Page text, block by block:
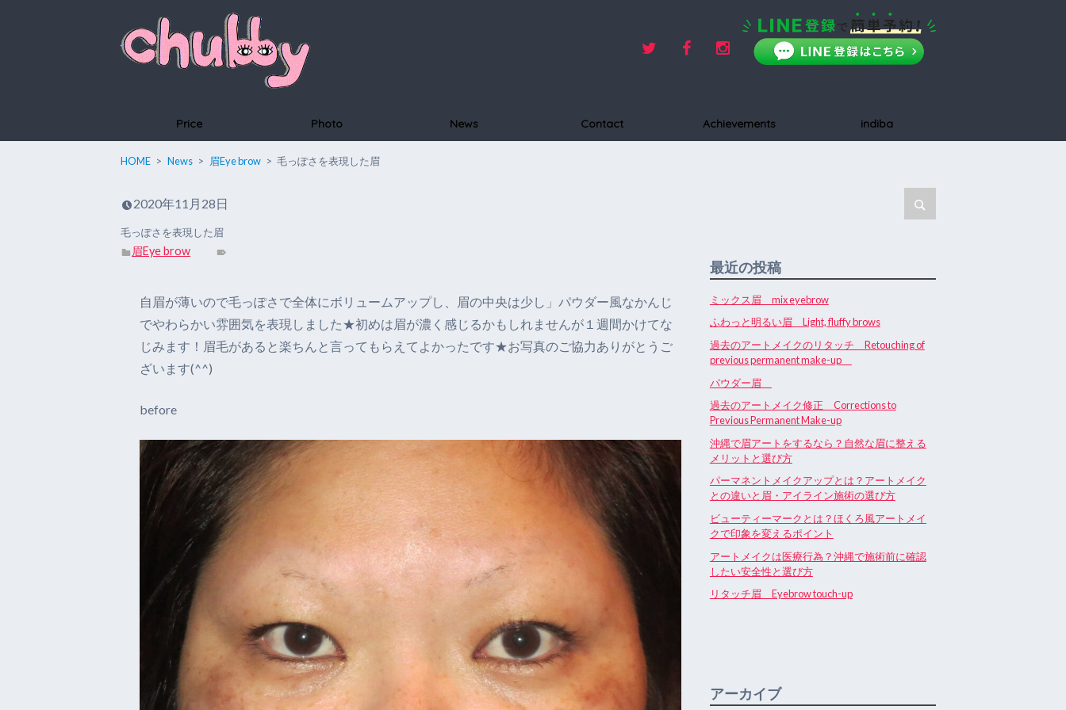
Price Photo News Contact Achievements indiba
HOME News 眉Eye brow 毛っぽさを表現した眉
2020年11月28日
毛っぽさを表現した眉
眉Eye brow
自眉が薄いので毛っぽさで全体にボリュームアップし、眉の中央は少し」パウダー風なかんじ
でやわらかい雰囲気を表現しました★初めは眉が濃く感じるかもしれませんが１週間かけてな
じみます！眉毛があると楽ちんと言ってもらえてよかったです★お写真のご協力ありがとうご
ざいます(^^)
before
最近の投稿
ミックス眉 mix eyebrow
ふわっと明るい眉 Light, fluffy brows
過去のアートメイクのリタッチ Retouching of
previous permanent make-up
パウダー眉
過去のアートメイク修正 Corrections to
Previous Permanent Make-up
沖縄で眉アートをするなら？自然な眉に整える
メリットと選び方
パーマネントメイクアップとは？アートメイク
との違いと眉・アイライン施術の選び方
ビューティーマークとは？ほくろ風アートメイ
クで印象を変えるポイント
アートメイクは医療行為？沖縄で施術前に確認
したい安全性と選び方
リタッチ眉 Eyebrow touch-up
アーカイブ